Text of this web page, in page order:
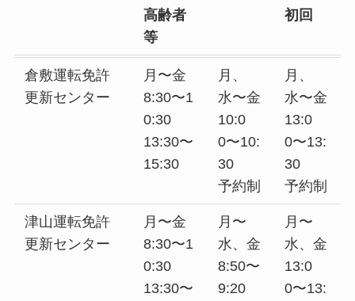
高齢者
等
初回
倉敷運転免許
更新センター
月〜金
8:30〜1
0:30
13:30〜
15:30
月、
水〜金
10:0
0〜10:
30
予約制
月、
水〜金
13:0
0〜13:
30
予約制
津山運転免許
更新センター
月〜金
8:30〜1
0:30
13:30〜
月〜
水、金
8:50〜
9:20
月〜
水、金
13:0
0〜13: